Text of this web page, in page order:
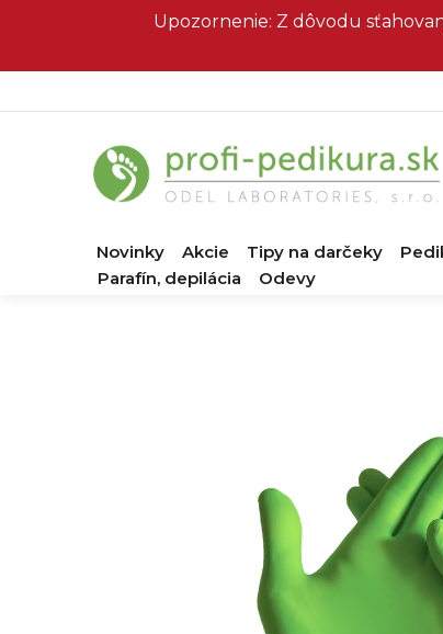
Upozornenie: Z dôvodu
Novinky Akcie Tipy na darčeky
Parafín, depilácia
Odevy